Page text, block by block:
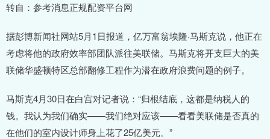
转自：参考消息正规配资平台网
据彭博新闻社网站5月1日报道，亿万富翁埃隆·马斯克说，他正在
考虑将他的政府效率部团队派往美联储。马斯克将开支巨大的美
联储华盛顿特区总部翻修工程作为潜在政府浪费问题的例子。
马斯克4月30日在白宫对记者说：“归根结底，这都是纳税人的
钱。我认为我们确实——我们绝对应该——看看美联储是否真的
在他们的室内设计师身上花了25亿美元。”